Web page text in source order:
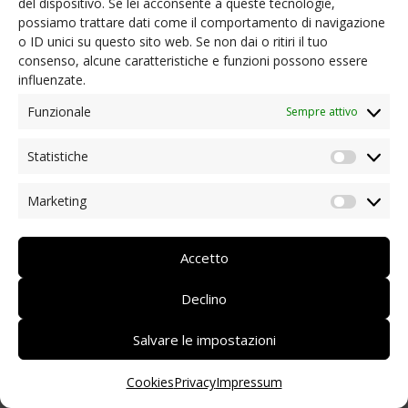
possiamo trattare dati come il comportamento di navigazione
o ID unici su questo sito web. Se non dai o ritiri il tuo
consenso, alcune caratteristiche e funzioni possono essere
influenzate.
Funzionale
Sempre attivo
Statistiche
Marketing
Accetto
Declino
Salvare le impostazioni
CookiesPrivacyImpressum
NEWS
Ordinanze presidenziali e informazioni utili
Coronavirus: aiuto dai soci
Iniziative dei nostri soci/partner
DEUTSCH